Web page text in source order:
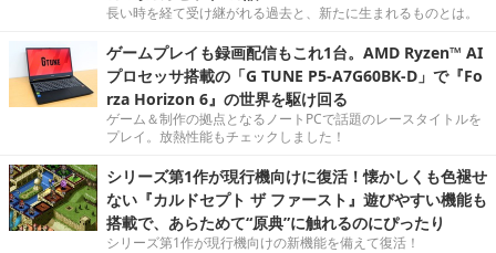
長い時を経て受け継がれる過去と、新たに生まれるものとは。
ゲームプレイも録画配信もこれ1台。AMD Ryzen™ AI
プロセッサ搭載の「G TUNE P5-A7G60BK-D」で『Fo
rza Horizon 6』の世界を駆け回る
ゲーム＆制作の拠点となるノートPCで話題のレースタイトルを
プレイ。放熱性能もチェックしました！
シリーズ第1作が現行機向けに復活！懐かしくも色褪せ
ない『カルドセプト ザ ファースト』遊びやすい機能も
搭載で、あらためて“原典”に触れるのにぴったり
シリーズ第1作が現行機向けの新機能を備えて復活！